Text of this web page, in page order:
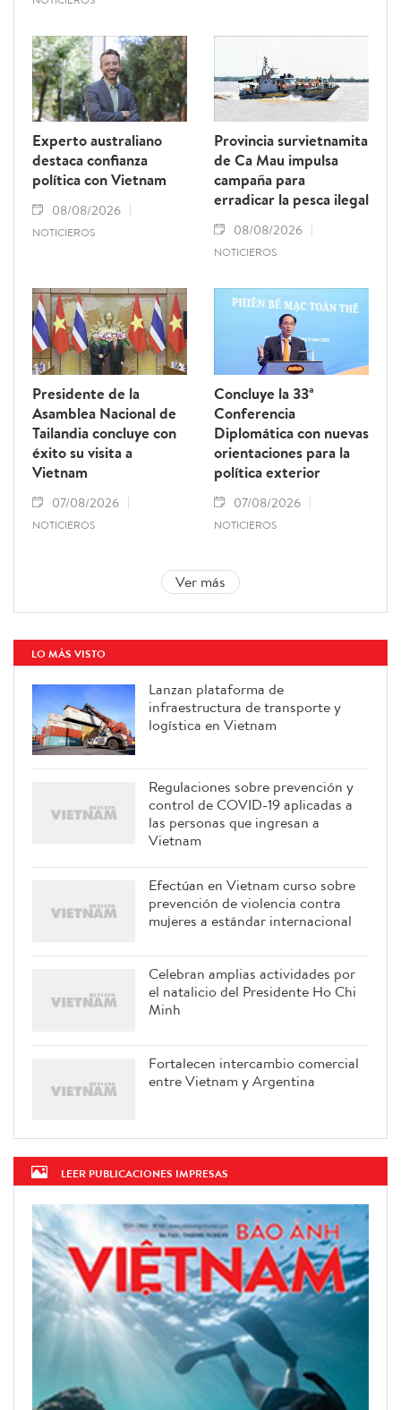
Experto australiano
destaca confianza
política con Vietnam
08/08/2026
NOTICIEROS
Provincia survietnamita
de Ca Mau impulsa
campaña para
erradicar la pesca ilegal
08/08/2026
NOTICIEROS
Presidente de la
Asamblea Nacional de
Tailandia concluye con
éxito su visita a
Vietnam
07/08/2026
NOTICIEROS
Concluye la 33ª
Conferencia
Diplomática con nuevas
orientaciones para la
política exterior
07/08/2026
NOTICIEROS
Ver más
LO MÁS VISTO
Lanzan plataforma de
infraestructura de transporte y
logística en Vietnam
Regulaciones sobre prevención y
control de COVID-19 aplicadas a
las personas que ingresan a
Vietnam
Efectúan en Vietnam curso sobre
prevención de violencia contra
mujeres a estándar internacional
Celebran amplias actividades por
el natalicio del Presidente Ho Chi
Minh
Fortalecen intercambio comercial
entre Vietnam y Argentina
LEER PUBLICACIONES IMPRESAS